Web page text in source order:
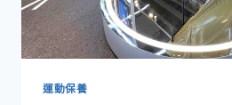
色
重
返
運動保養